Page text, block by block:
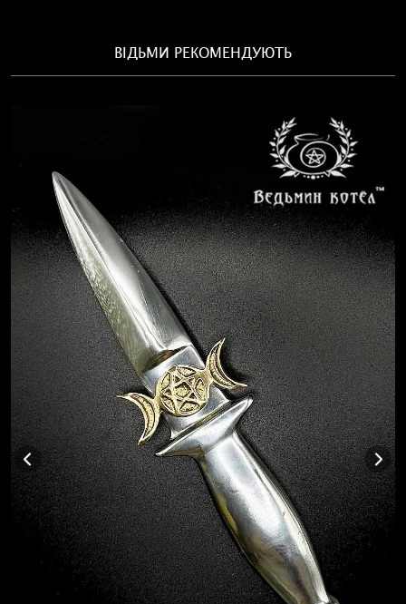
ВІДЬМИ РЕКОМЕНДУЮТЬ